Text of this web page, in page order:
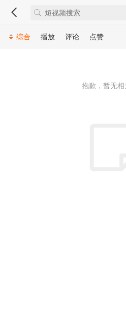
综合 播放 评论 点赞
抱歉，暂无相